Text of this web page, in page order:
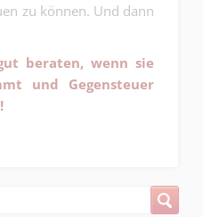
zu können. Und dann
beraten, wenn sie
und Gegensteuer